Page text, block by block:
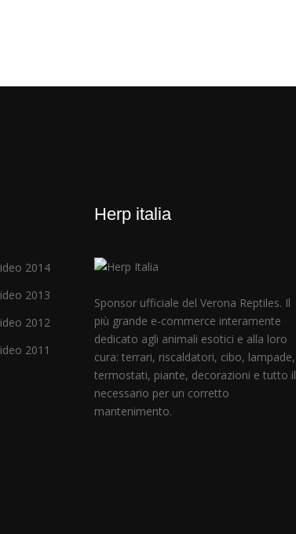
2014
2013
2012
2011
Herp italia
Sponsor ufficiale del Verona Reptiles. Il
più grande e-commerce interamente
dedicato agli animali esotici e alla loro
cura: terrari, riscaldatori, cibo, lampade,
termostati, piante, decorazioni e tutto il
necessario per un corretto
mantenimento.